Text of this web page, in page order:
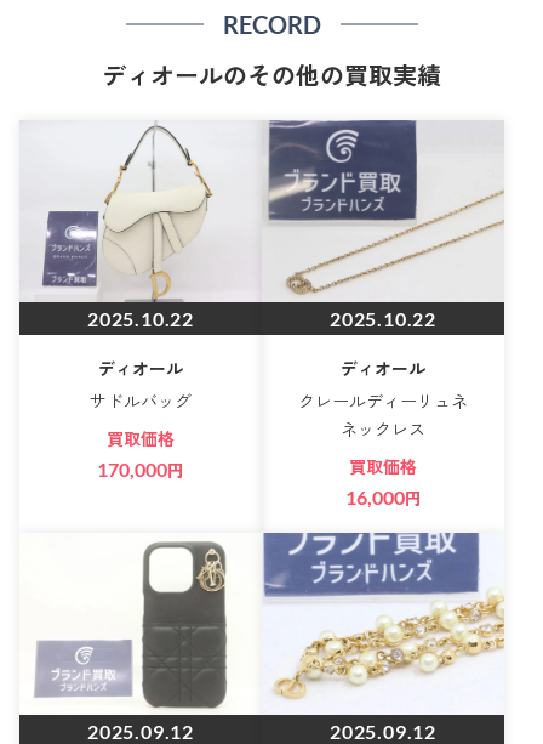
RECORD
ディオールのその他の買取実績
2025.10.22
ディオール
サドルバッグ
買取価格
170,000円
2025.10.22
ディオール
クレールディーリュネ
ネックレス
買取価格
16,000円
2025.09.12 2025.09.12